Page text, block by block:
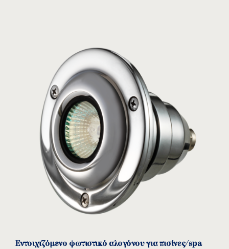
Εντοιχιζόμενο φωτιστικό αλογόνου για πισίνες/spa